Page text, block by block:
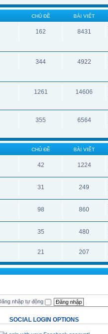
CHỦ ĐỀ BÀI VIẾT
162 8431
344 4922
1261 14606
355 6564
CHỦ ĐỀ BÀI VIẾT
42 1224
31 249
98 860
35 480
21 207
nhập tự động
SOCIAL LOGIN OPTIONS